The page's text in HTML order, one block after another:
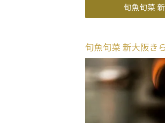
旬魚旬菜
旬魚旬菜 新大阪き